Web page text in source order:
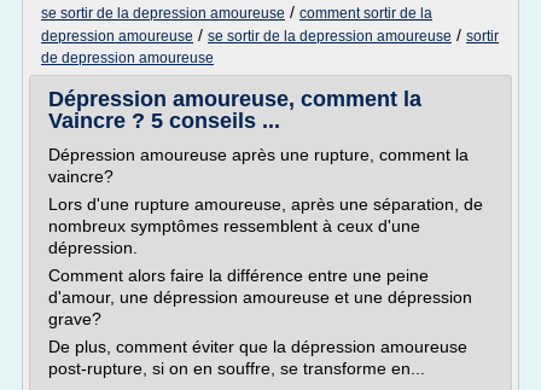
se sortir de la depression amoureuse / comment sortir de la
depression amoureuse / se sortir de la depression amoureuse / sortir
de depression amoureuse
Dépression amoureuse, comment la
Vaincre ? 5 conseils ...
Dépression amoureuse après une rupture, comment la
vaincre?
Lors d'une rupture amoureuse, après une séparation, de
nombreux symptômes ressemblent à ceux d'une
dépression.
Comment alors faire la différence entre une peine
d'amour, une dépression amoureuse et une dépression
grave?
De plus, comment éviter que la dépression amoureuse
post-rupture, si on en souffre, se transforme en...